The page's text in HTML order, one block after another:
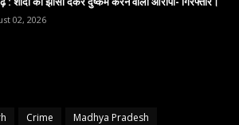
02, 2026
Crime
Madhya Pradesh